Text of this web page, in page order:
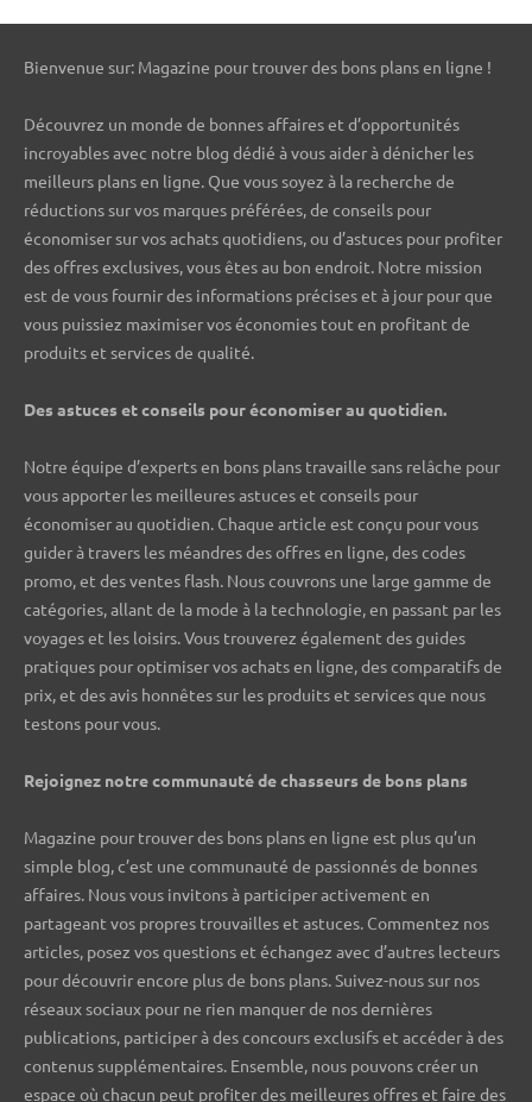
Bienvenue sur: Magazine pour trouver des bons plans en ligne !
Découvrez un monde de bonnes affaires et d’opportunités
incroyables avec notre blog dédié à vous aider à dénicher les
meilleurs plans en ligne. Que vous soyez à la recherche de
réductions sur vos marques préférées, de conseils pour
économiser sur vos achats quotidiens, ou d’astuces pour profiter
des offres exclusives, vous êtes au bon endroit. Notre mission
est de vous fournir des informations précises et à jour pour que
vous puissiez maximiser vos économies tout en profitant de
produits et services de qualité.
Des astuces et conseils pour économiser au quotidien.
Notre équipe d’experts en bons plans travaille sans relâche pour
vous apporter les meilleures astuces et conseils pour
économiser au quotidien. Chaque article est conçu pour vous
guider à travers les méandres des offres en ligne, des codes
promo, et des ventes flash. Nous couvrons une large gamme de
catégories, allant de la mode à la technologie, en passant par les
voyages et les loisirs. Vous trouverez également des guides
pratiques pour optimiser vos achats en ligne, des comparatifs de
prix, et des avis honnêtes sur les produits et services que nous
testons pour vous.
Rejoignez notre communauté de chasseurs de bons plans ️
Magazine pour trouver des bons plans en ligne est plus qu’un
simple blog, c’est une communauté de passionnés de bonnes
affaires. Nous vous invitons à participer activement en
partageant vos propres trouvailles et astuces. Commentez nos
articles, posez vos questions et échangez avec d’autres lecteurs
pour découvrir encore plus de bons plans. Suivez-nous sur nos
réseaux sociaux pour ne rien manquer de nos dernières
publications, participer à des concours exclusifs et accéder à des
contenus supplémentaires. Ensemble, nous pouvons créer un
espace où chacun peut profiter des meilleures offres et faire des